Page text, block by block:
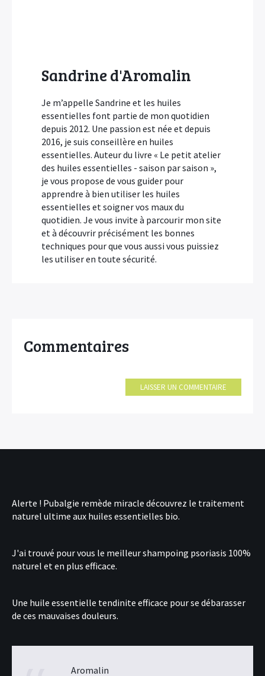
Sandrine d'Aromalin
Je m’appelle Sandrine et les huiles
essentielles font partie de mon quotidien
depuis 2012. Une passion est née et depuis
2016, je suis conseillère en huiles
essentielles. Auteur du livre « Le petit atelier
des huiles essentielles - saison par saison »,
je vous propose de vous guider pour
apprendre à bien utiliser les huiles
essentielles et soigner vos maux du
quotidien. Je vous invite à parcourir mon site
et à découvrir précisément les bonnes
techniques pour que vous aussi vous puissiez
les utiliser en toute sécurité.
Commentaires
LAISSER UN COMMENTAIRE
Alerte ! Pubalgie remède miracle découvrez le traitement
naturel ultime aux huiles essentielles bio.
J'ai trouvé pour vous le meilleur shampoing psoriasis 100%
naturel et en plus efficace.
Une huile essentielle tendinite efficace pour se débarasser
de ces mauvaises douleurs.
Aromalin